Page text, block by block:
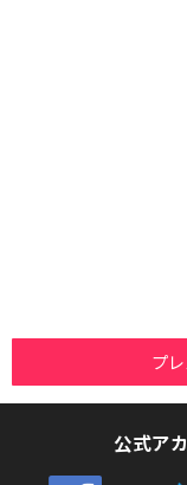
プ
公式ア